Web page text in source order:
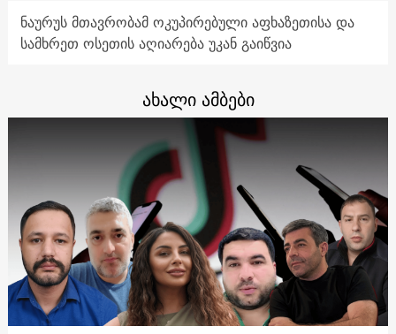
ნაურუს მთავრობამ ოკუპირებული აფხაზეთისა და
სამხრეთ ოსეთის აღიარება უკან გაიწვია
ახალი ამბები